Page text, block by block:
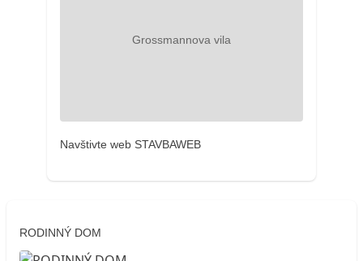
Navštivte web STAVBAWEB
RODINNÝ DOM